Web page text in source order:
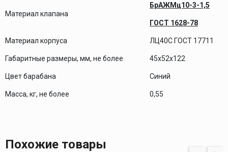
Материал клапана
БрАЖМц10-3-1,5
ГОСТ 1628-78
Материал корпуса ЛЦ40С ГОСТ 17711
Габаритные размеры, мм, не более 45х52х122
Цвет барабана Синий
Масса, кг, не более 0,55
Похожие товары